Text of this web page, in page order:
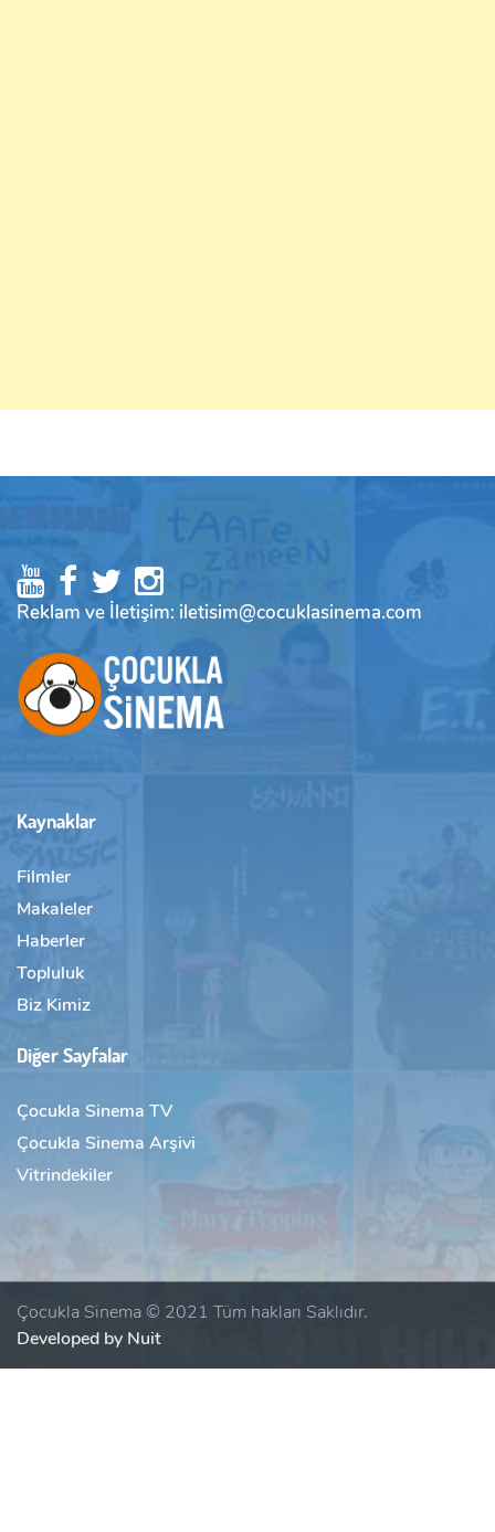
Reklam ve İletişim: iletisim@cocuklasinema.com
Kaynaklar
Filmler
Makaleler
Haberler
Topluluk
Biz Kimiz
Diğer Sayfalar
Çocukla Sinema TV
Çocukla Sinema Arşivi
Vitrindekiler
Çocukla Sinema © 2021 Tüm hakları Saklıdır.
Developed by Nuit